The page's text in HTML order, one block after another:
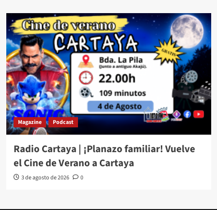
Magazine Podcast
Radio Cartaya | ¡Planazo familiar! Vuelve
el Cine de Verano a Cartaya
3 de agosto de 2026 0